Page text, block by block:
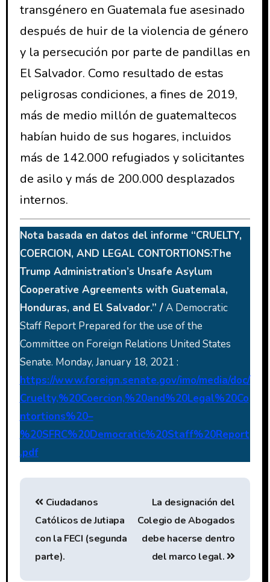
transgénero en Guatemala fue asesinado
después de huir de la violencia de género
y la persecución por parte de pandillas en
El Salvador. Como resultado de estas
peligrosas condiciones, a fines de 2019,
más de medio millón de guatemaltecos
habían huido de sus hogares, incluidos
más de 142.000 refugiados y solicitantes
de asilo y más de 200.000 desplazados
internos.
Nota basada en datos del informe “CRUELTY,
COERCION, AND LEGAL CONTORTIONS:The
Trump Administration’s Unsafe Asylum
Cooperative Agreements with Guatemala,
Honduras, and El Salvador.” /A Democratic
Staff Report Prepared for the use of the
Committee on Foreign Relations United States
Senate. Monday, January 18, 2021 :
https://www.foreign.senate.gov/imo/media/doc/
Cruelty,%20Coercion,%20and%20Legal%20Co
ntortions%20–
%20SFRC%20Democratic%20Staff%20Report
.pdf
Ciudadanos
Católicos de Jutiapa
con la FECI (segunda
parte).
La designación del
Colegio de Abogados
debe hacerse dentro
del marco legal.